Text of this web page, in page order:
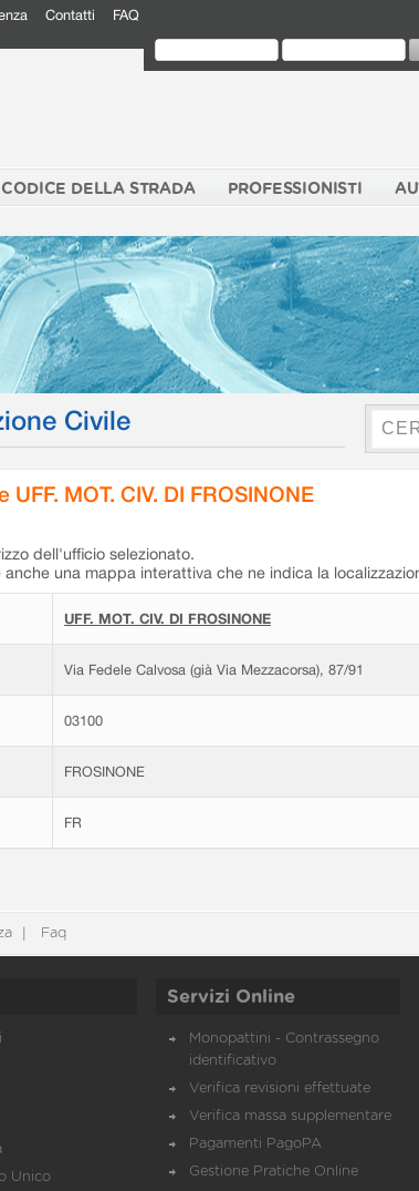
Contatti FAQ
CODICE DELLA STRADA PROFESSIONISTI
Civile
UFF. MOT. CIV. DI FROSINONE
dell'ufficio selezionato.
anche una mappa interattiva che ne indica la
UFF. MOT. CIV. DI FROSINONE
Via Fedele Calvosa (già Via Mezzacorsa), 87/91
03100
FROSINONE
FR
Faq
Unico
Servizi Online
Monopattini - Contrassegno
identificativo
Verifica revisioni effettuate
Verifica massa supplementare
Pagamenti PagoPA
Gestione Pratiche Online